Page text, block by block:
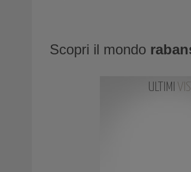
Scopri il mondo
ULTIMI VISTI